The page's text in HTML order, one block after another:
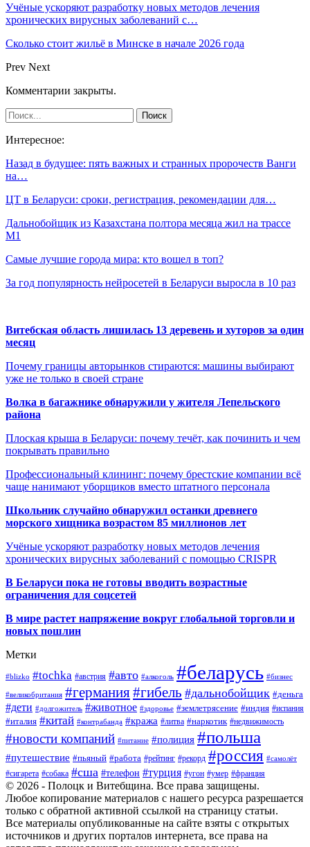
Учёные ускоряют разработку новых методов лечения
хронических вирусных заболеваний с…
Сколько стоит жильё в Минске в начале 2026 года
Prev Next
Комментарии закрыты.
Интересное:
Назад в будущее: пять важных и странных пророчеств Ванги
на…
ЦТ в Беларуси: сроки, регистрация, рекомендации для…
Дальнобойщик из Казахстана полтора месяца жил на трассе
М1
Самые лучшие города мира: кто вошел в топ?
За год популярность нейросетей в Беларуси выросла в 10 раз
Витебская область лишилась 13 деревень и хуторов за один
месяц
Почему границы авторынков стираются: машины выбирают
уже не только в своей стране
Волка в багажнике обнаружили у жителя Лепельского
района
Плоская крыша в Беларуси: почему течёт, как починить и чем
покрывать правильно
Профессиональный клининг: почему брестские компании всё
чаще нанимают уборщиков вместо штатного персонала
Школьник случайно обнаружил останки древнего
морского хищника возрастом 85 миллионов лет
Учёные ускоряют разработку новых методов лечения
хронических вирусных заболеваний с помощью CRISPR
В Беларуси пока не готовы вводить возрастные
ограничения для соцсетей
В мире растет напряжение вокруг глобальной торговли и
новых пошлин
Метки
#blizko #tochka #австрия #авто #алкоголь #беларусь #бизнес
#великобритания #германия#гибель #дальнобойщик #деньга
#дети #долгожитель #животное #здоровье #землетрясение #индия #испания
#италия #китай #контрабанда #кража #литва #наркотик #недвижимость
#новости компаний #питание #полиция #польша
#путешествие #пьяный #работа #рейтинг #рекорд #россия #самолёт
#сигарета #собака #сша #телефон #турция #угон #умер #франция
© 2026 - Полоцк и Витебщина. Все права защищены.
Любое копирование материалов с нашего ресурса разрешается
только с обратной активной ссылкой на страницу статьи.
Все материалы опубликованные на сайте взяты с открытых
источников и других порталов интернета, все права на